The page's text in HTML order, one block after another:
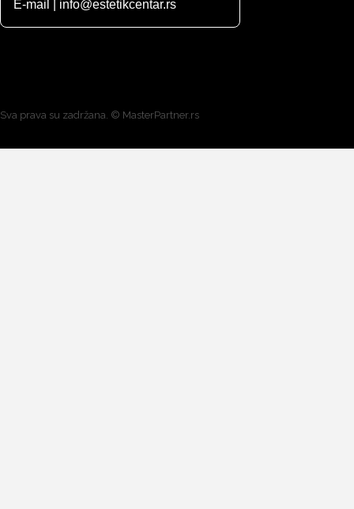
E-mail | info@estetikcentar.rs
Sva prava su zadržana. © MasterPartner.rs